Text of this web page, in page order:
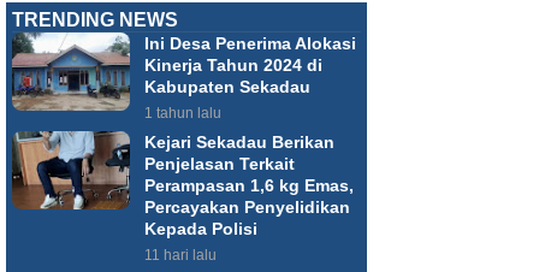
TRENDING NEWS
Ini Desa Penerima Alokasi
Kinerja Tahun 2024 di
Kabupaten Sekadau
1 tahun lalu
Kejari Sekadau Berikan
Penjelasan Terkait
Perampasan 1,6 kg Emas,
Percayakan Penyelidikan
Kepada Polisi
11 hari lalu